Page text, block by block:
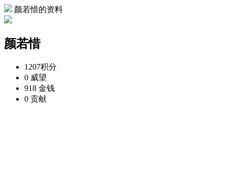
颜若惜的资料
颜若惜
1207积分
0 威望
918 金钱
0 贡献